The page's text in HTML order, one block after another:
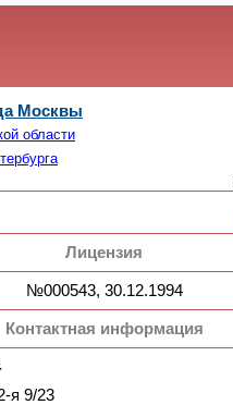
Москвы
области
Лицензия
№000543, 30.12.1994
Контактная информация
я 9/23